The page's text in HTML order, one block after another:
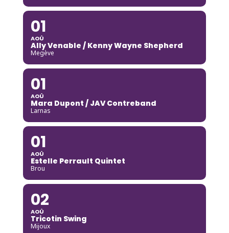
01
AOÛ
Ally Venable / Kenny Wayne Shepherd
Megève
01
AOÛ
Mara Dupont / JAV Contreband
Larnas
01
AOÛ
Estelle Perrault Quintet
Brou
02
AOÛ
Tricotin Swing
Mijoux